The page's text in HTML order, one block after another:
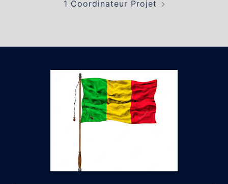
1 Coordinateur Projet